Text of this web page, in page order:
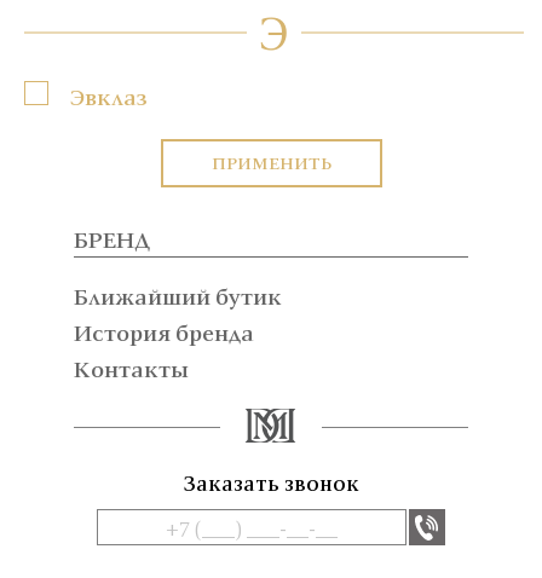
Э
Эвклаз
ПРИМЕНИТЬ
БРЕНД
Ближайший бутик
История бренда
Контакты
Заказать звонок